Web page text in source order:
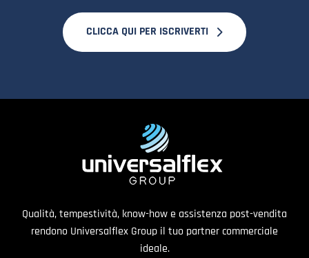
CLICCA QUI PER ISCRIVERTI
Qualità, tempestività, know-how e assistenza post-vendita
rendono Universalflex Group il tuo partner commerciale
ideale.